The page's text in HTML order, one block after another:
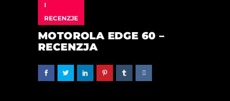
I
RECENZJE
MOTOROLA EDGE 60 –
RECENZJA